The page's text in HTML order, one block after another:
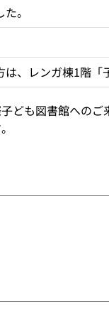
。
、レンガ棟1階「
ども図書館への